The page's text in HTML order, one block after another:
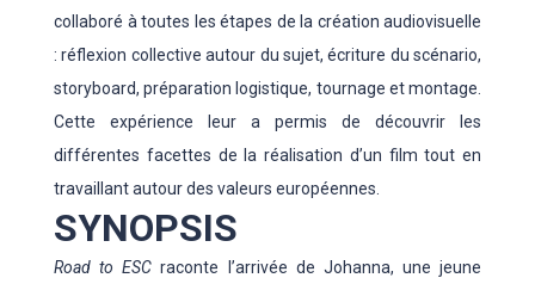
collaboré à toutes les étapes de la création audiovisuelle
: réflexion collective autour du sujet, écriture du scénario,
storyboard, préparation logistique, tournage et montage.
Cette expérience leur a permis de découvrir les
différentes facettes de la réalisation d’un film tout en
travaillant autour des valeurs européennes.
SYNOPSIS
Road to ESC raconte l’arrivée de Johanna, une jeune